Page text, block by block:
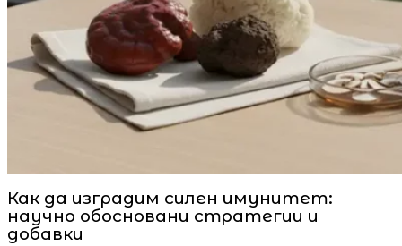
Как да изградим силен имунитет:
научно обосновани стратегии и
добавки